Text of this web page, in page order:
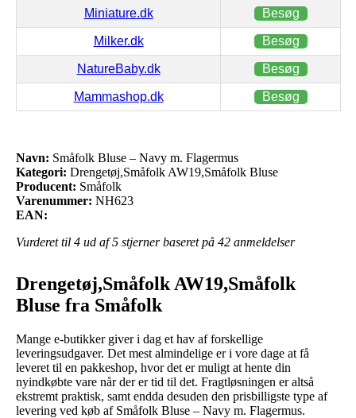
Miniature.dk Besøg
Milker.dk Besøg
NatureBaby.dk Besøg
Mammashop.dk Besøg
Navn: Småfolk Bluse – Navy m. Flagermus
Kategori: Drengetøj,Småfolk AW19,Småfolk Bluse
Producent: Småfolk
Varenummer: NH623
EAN:
Vurderet til 4 ud af 5 stjerner baseret på 42 anmeldelser
Drengetøj,Småfolk AW19,Småfolk
Bluse fra Småfolk
Mange e-butikker giver i dag et hav af forskellige
leveringsudgaver. Det mest almindelige er i vore dage at få
leveret til en pakkeshop, hvor det er muligt at hente din
nyindkøbte vare når der er tid til det. Fragtløsningen er altså
ekstremt praktisk, samt endda desuden den prisbilligste type af
levering ved køb af Småfolk Bluse – Navy m. Flagermus.